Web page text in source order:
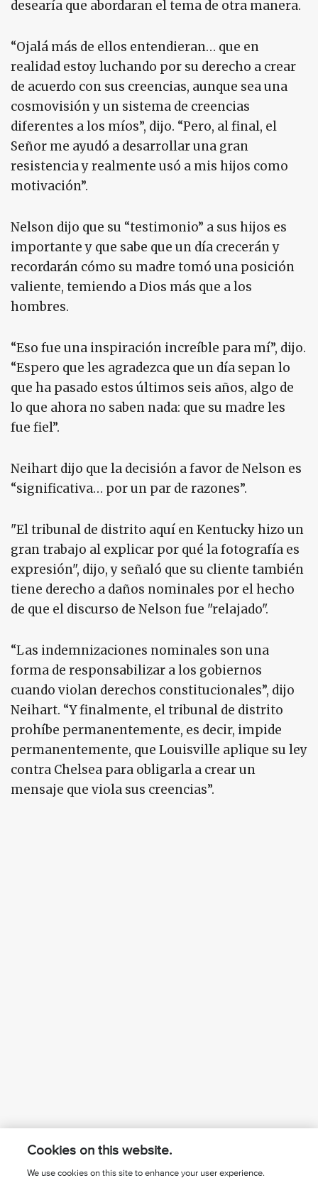
desearía que abordaran el tema de otra manera.
“Ojalá más de ellos entendieran… que en
realidad estoy luchando por su derecho a crear
de acuerdo con sus creencias, aunque sea una
cosmovisión y un sistema de creencias
diferentes a los míos”, dijo. “Pero, al final, el
Señor me ayudó a desarrollar una gran
resistencia y realmente usó a mis hijos como
motivación”.
Nelson dijo que su “testimonio” a sus hijos es
importante y que sabe que un día crecerán y
recordarán cómo su madre tomó una posición
valiente, temiendo a Dios más que a los
hombres.
“Eso fue una inspiración increíble para mí”, dijo.
“Espero que les agradezca que un día sepan lo
que ha pasado estos últimos seis años, algo de
lo que ahora no saben nada: que su madre les
fue fiel”.
Neihart dijo que la decisión a favor de Nelson es
“significativa… por un par de razones”.
"El tribunal de distrito aquí en Kentucky hizo un
gran trabajo al explicar por qué la fotografía es
expresión", dijo, y señaló que su cliente también
tiene derecho a daños nominales por el hecho
de que el discurso de Nelson fue "relajado".
“Las indemnizaciones nominales son una
forma de responsabilizar a los gobiernos
cuando violan derechos constitucionales”, dijo
Neihart. “Y finalmente, el tribunal de distrito
prohíbe permanentemente, es decir, impide
permanentemente, que Louisville aplique su ley
contra Chelsea para obligarla a crear un
mensaje que viola sus creencias”.
Cookies on this website.
We use cookies on this site to enhance your user experience.